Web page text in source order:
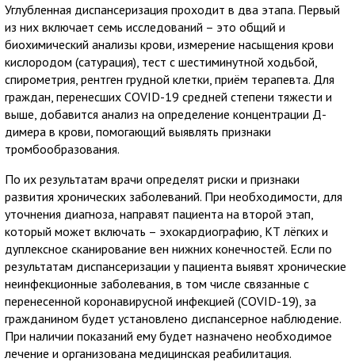
Углубленная диспансеризация проходит в два этапа. Первый
из них включает семь исследований – это общий и
биохимический анализы крови, измерение насыщения крови
кислородом (сатурация), тест с шестиминутной ходьбой,
спирометрия, рентген грудной клетки, приём терапевта. Для
граждан, перенесших COVID-19 средней степени тяжести и
выше, добавится анализ на определение концентрации Д-
димера в крови, помогающий выявлять признаки
тромбообразования.
По их результатам врачи определят риски и признаки
развития хронических заболеваний. При необходимости, для
уточнения диагноза, направят пациента на второй этап,
который может включать – эхокардиографию, КТ лёгких и
дуплексное сканирование вен нижних конечностей. Если по
результатам диспансеризации у пациента выявят хронические
неинфекционные заболевания, в том числе связанные с
перенесенной коронавирусной инфекцией (COVID-19), за
гражданином будет установлено диспансерное наблюдение.
При наличии показаний ему будет назначено необходимое
лечение и организована медицинская реабилитация.